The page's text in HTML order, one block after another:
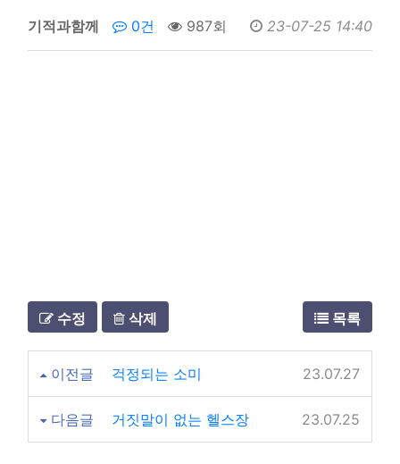
기적과함께 0건 987회 23-07-25 14:40
수정 삭제 목록
이전글 걱정되는 소미 23.07.27
다음글 거짓말이 없는 헬스장 23.07.25